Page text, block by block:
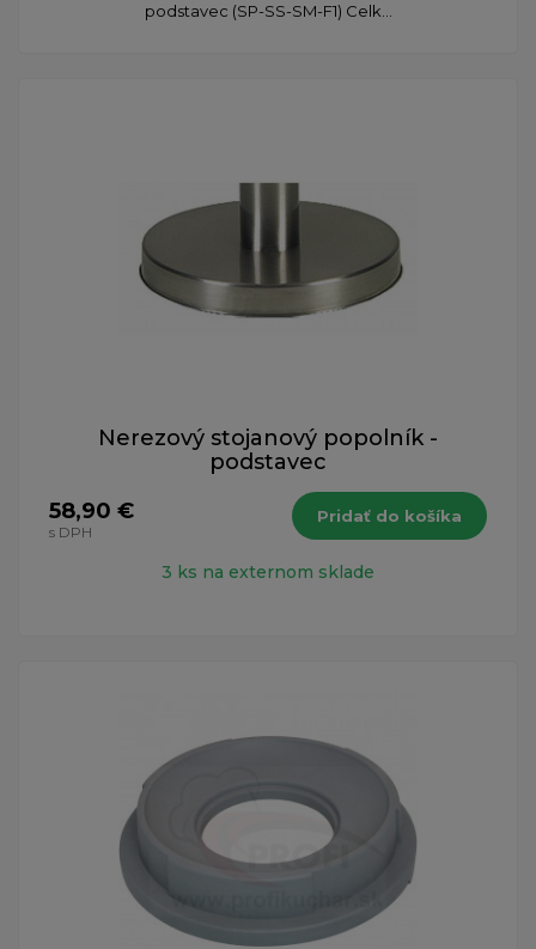
podstavec (SP-SS-SM-F1) Celk...
Nerezový stojanový popolník -
podstavec
58,90 €
s DPH
Pridať do košíka
3 ks na externom sklade